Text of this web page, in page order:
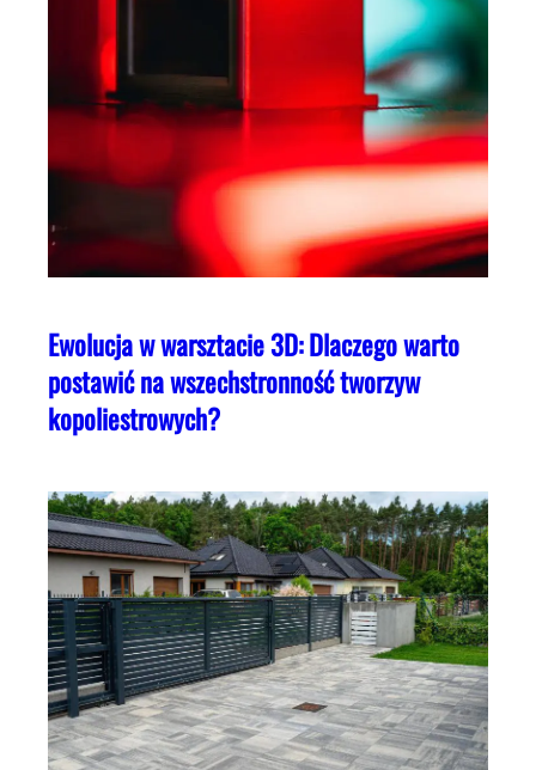
Ewolucja w warsztacie 3D: Dlaczego warto
postawić na wszechstronność tworzyw
kopoliestrowych?